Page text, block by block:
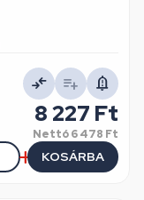
8 227 Ft
Nettó6 478 Ft
KOSÁRBA